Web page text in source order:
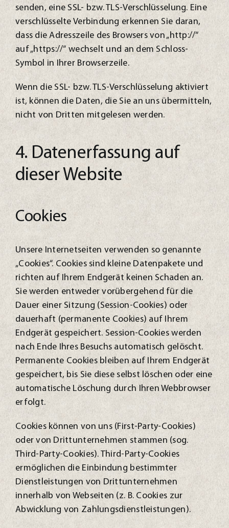
senden, eine SSL- bzw. TLS-Verschlüsselung. Eine
verschlüsselte Verbindung erkennen Sie daran,
dass die Adresszeile des Browsers von „http://“
auf „https://“ wechselt und an dem Schloss-
Symbol in Ihrer Browserzeile.
Wenn die SSL- bzw. TLS-Verschlüsselung aktiviert
ist, können die Daten, die Sie an uns übermitteln,
nicht von Dritten mitgelesen werden.
4. Datenerfassung auf
dieser Website
Cookies
Unsere Internetseiten verwenden so genannte
„Cookies“. Cookies sind kleine Datenpakete und
richten auf Ihrem Endgerät keinen Schaden an.
Sie werden entweder vorübergehend für die
Dauer einer Sitzung (Session-Cookies) oder
dauerhaft (permanente Cookies) auf Ihrem
Endgerät gespeichert. Session-Cookies werden
nach Ende Ihres Besuchs automatisch gelöscht.
Permanente Cookies bleiben auf Ihrem Endgerät
gespeichert, bis Sie diese selbst löschen oder eine
automatische Löschung durch Ihren Webbrowser
erfolgt.
Cookies können von uns (First-Party-Cookies)
oder von Drittunternehmen stammen (sog.
Third-Party-Cookies). Third-Party-Cookies
ermöglichen die Einbindung bestimmter
Dienstleistungen von Drittunternehmen
innerhalb von Webseiten (z. B. Cookies zur
Abwicklung von Zahlungsdienstleistungen).